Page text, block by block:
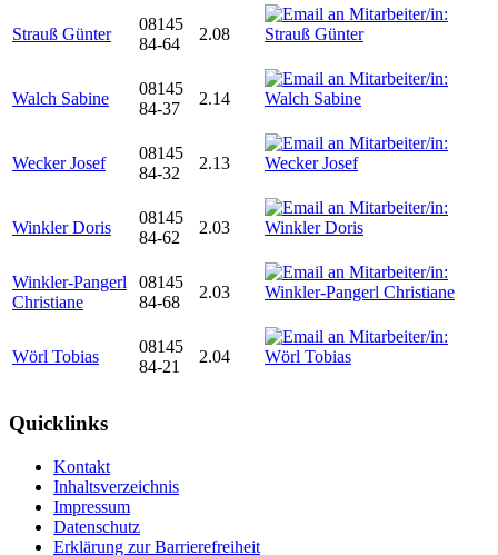
Strauß Günter
08145
84-64
2.08
Walch Sabine
08145
84-37
2.14
Wecker Josef
08145
84-32
2.13
Winkler Doris
08145
84-62
2.03
Winkler-Pangerl
Christiane
08145
84-68
2.03
Wörl Tobias
08145
84-21
2.04
Quicklinks
Kontakt
Inhaltsverzeichnis
Impressum
Datenschutz
Erklärung zur Barrierefreiheit